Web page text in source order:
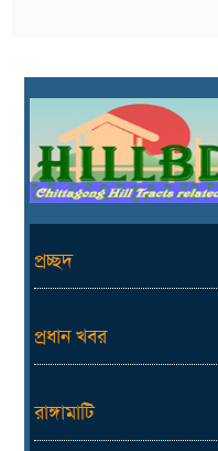
প্রচ্ছদ
প্রধান খবর
রাঙ্গামাটি